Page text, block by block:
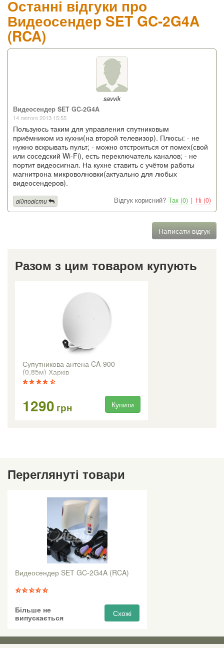
Останні відгуки про
Видеосендер SET GC-2G4A
(RCA)
savvik
Видеосендер SET GC-2G4A
14 лютого 2013 15:55
Пользуюсь таким для управления спутниковым
приёмником из кухни(на второй телевизор). Плюсы: - не
нужно вскрывать пульт; - можно отстроиться от помех(свой
или соседский Wi-Fi), есть переключатель каналов; - не
портит видеосигнал. На кухне ставить с учётом работы
магнитрона микроволновки(актуально для любых
видеосендеров).
Відгук корисний? Так (0) | Ні (0)
відповісти
Написати відгук
Разом з цим товаром купують
Супутникова антена CA-900
(0,85м) Харків
1290 грн Купити
Переглянуті товари
Видеосендер SET GC-2G4A (RCA)
Більше не
випускається
Схожі